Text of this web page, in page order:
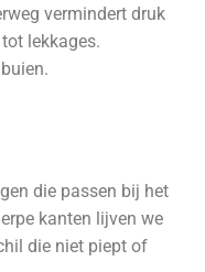
vermindert druk
lekkages.
die passen bij het
kanten lijven we
die niet piept of